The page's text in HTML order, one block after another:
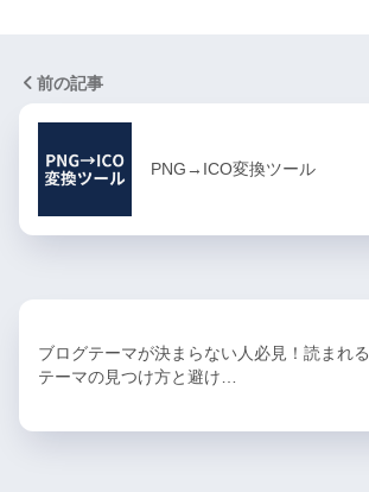
前の記事
PNG→ICO変換ツール
ブログテーマが決まらない人必見！読まれる
テーマの見つけ方と避け…